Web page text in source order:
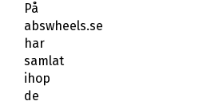
har
samlat
ihop
de
bästa
vinterdäcken